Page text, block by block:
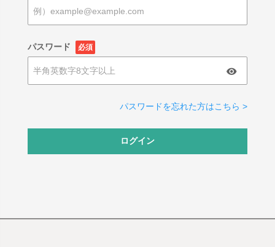
パスワード 必須
パスワードを忘れた方はこちら >
ログイン